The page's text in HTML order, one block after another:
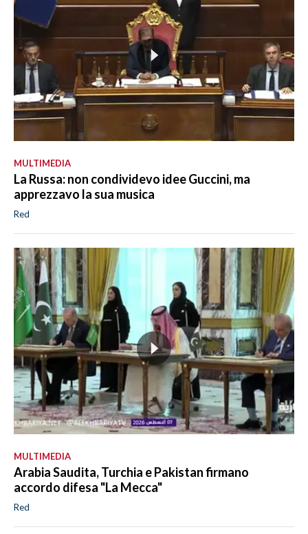
MULTIMEDIA
La Russa: non condividevo idee Guccini, ma
apprezzavo la sua musica
Red
MULTIMEDIA
Arabia Saudita, Turchia e Pakistan firmano
accordo difesa "La Mecca"
Red